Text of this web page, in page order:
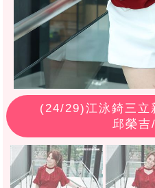
(24/29)江泳錡三立
邱榮吉